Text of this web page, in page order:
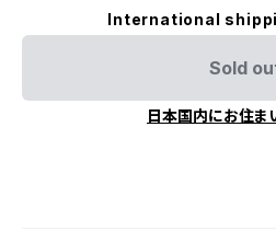
International
Sold
日本国内にお住ま